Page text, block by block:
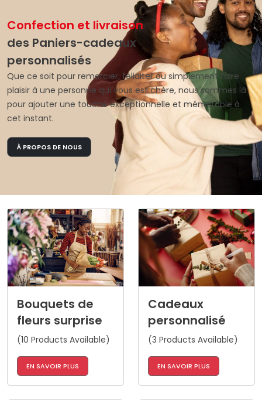
Confection et livraison
des Paniers-cadeaux
personnalisés
Que ce soit pour remercier, féliciter ou simplement faire
plaisir à une personne qui vous est chère, nous sommes là
pour ajouter une touche exceptionnelle et mémorable à
cet instant.
À PROPOS DE NOUS
Bouquets de
fleurs surprise
(10 Products Available)
EN SAVOIR PLUS
Cadeaux
personnalisé
(3 Products Available)
EN SAVOIR PLUS